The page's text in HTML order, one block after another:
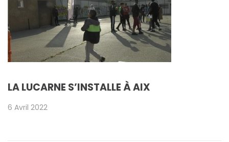
LA LUCARNE S’INSTALLE À AIX
6 Avril 2022